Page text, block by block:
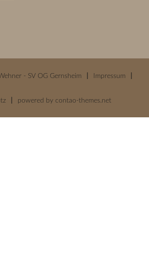
- SV OG Gernsheim Impressum
powered by contao-themes.net